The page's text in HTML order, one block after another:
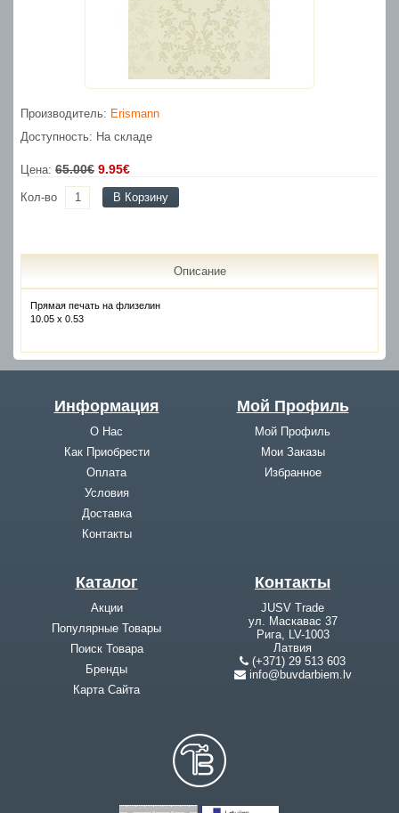
Производитель: Erismann
Доступность: На складе
Цена: 65.00€ 9.95€
Кол-во В Корзину
Описание
Прямая печать на флизелин
10.05 x 0.53
Информация
О Нас
Как Приобрести
Оплата
Условия
Доставка
Контакты
Мой Профиль
Мой Профиль
Мои Заказы
Избранное
Каталог
Акции
Популярные Товары
Поиск Товара
Бренды
Карта Cайта
Контакты
JUSV Trade
ул. Маскавас 37
Рига, LV-1003
Латвия
(+371) 29 513 603
info@buvdarbiem.lv